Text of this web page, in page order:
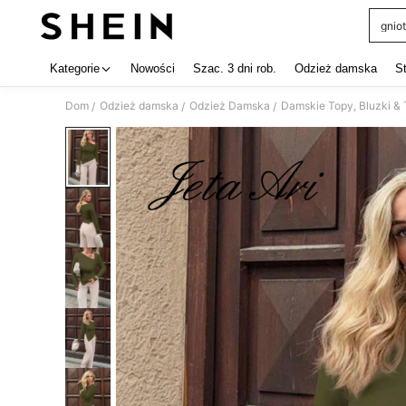
Kategorie Nowości Szac. 3 dni rob. Odzież damska
Dom / Odzież damska / Odzież Damska / Damskie Topy, Bluzki &